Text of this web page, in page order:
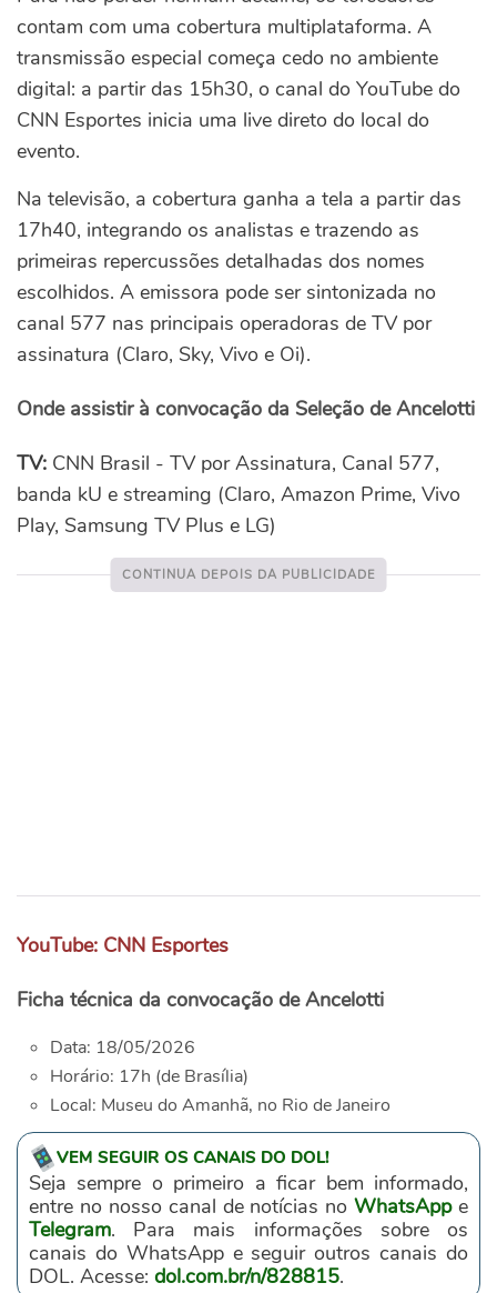
contam com uma cobertura multiplataforma. A
transmissão especial começa cedo no ambiente
digital: a partir das 15h30, o canal do YouTube do
CNN Esportes inicia uma live direto do local do
evento.
Na televisão, a cobertura ganha a tela a partir das
17h40, integrando os analistas e trazendo as
primeiras repercussões detalhadas dos nomes
escolhidos. A emissora pode ser sintonizada no
canal 577 nas principais operadoras de TV por
assinatura (Claro, Sky, Vivo e Oi).
Onde assistir à convocação da Seleção de Ancelotti
TV: CNN Brasil - TV por Assinatura, Canal 577,
banda kU e streaming (Claro, Amazon Prime, Vivo
Play, Samsung TV Plus e LG)
YouTube: CNN Esportes
Ficha técnica da convocação de Ancelotti
Data: 18/05/2026
Horário: 17h (de Brasília)
Local: Museu do Amanhã, no Rio de Janeiro
VEM SEGUIR OS CANAIS DO DOL!
Seja sempre o primeiro a ficar bem informado,
entre no nosso canal de notícias noWhatsAppe
Telegram. Para mais informações sobre os
canais do WhatsApp e seguir outros canais do
DOL. Acesse: dol.com.br/n/828815.